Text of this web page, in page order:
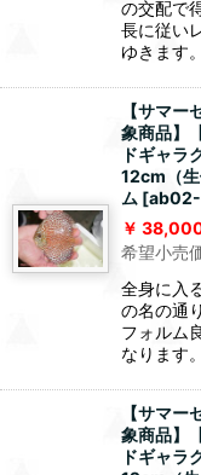
の交配で
長に従い
ゆきます。
【サマ
象商品】
ドギャラ
12cm（
ム [
希望小売
全身に入
の名の通
フォルム
なります。
【サマ
象商品】
ドギャラ